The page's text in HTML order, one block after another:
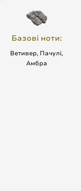
Базові ноти:
Ветивер, Пачулі,
Амбра